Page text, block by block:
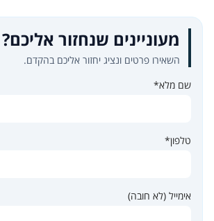
מעוניינים שנחזור אליכם?
השאירו פרטים ונציג יחזור אליכם בהקדם.
שם מלא*
טלפון*
אימייל (לא חובה)